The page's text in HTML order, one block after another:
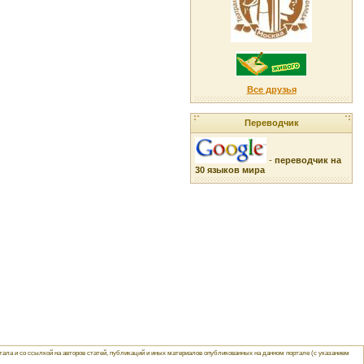
Все друзья
Переводчик
- переводчик на
30 языков мира
и со ссылкой на авторов статей, публикаций и иных материалов опубликованных на данном портале (с указанием